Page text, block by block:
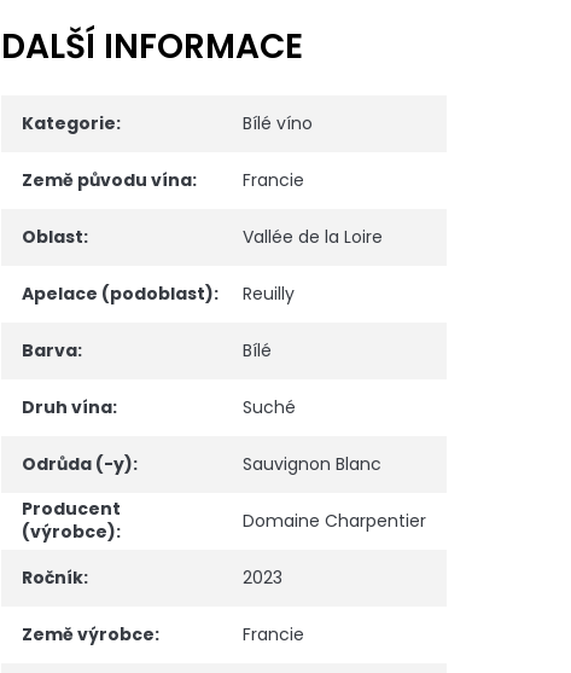
DALŠÍ INFORMACE
Kategorie: Bílé víno
Země původu vína: Francie
Oblast: Vallée de la Loire
Apelace (podoblast): Reuilly
Barva: Bílé
Druh vína: Suché
Odrůda (-y):
Sauvignon Blanc
Producent
(výrobce): Domaine Charpentier
Ročník: 2023
Země výrobce: Francie